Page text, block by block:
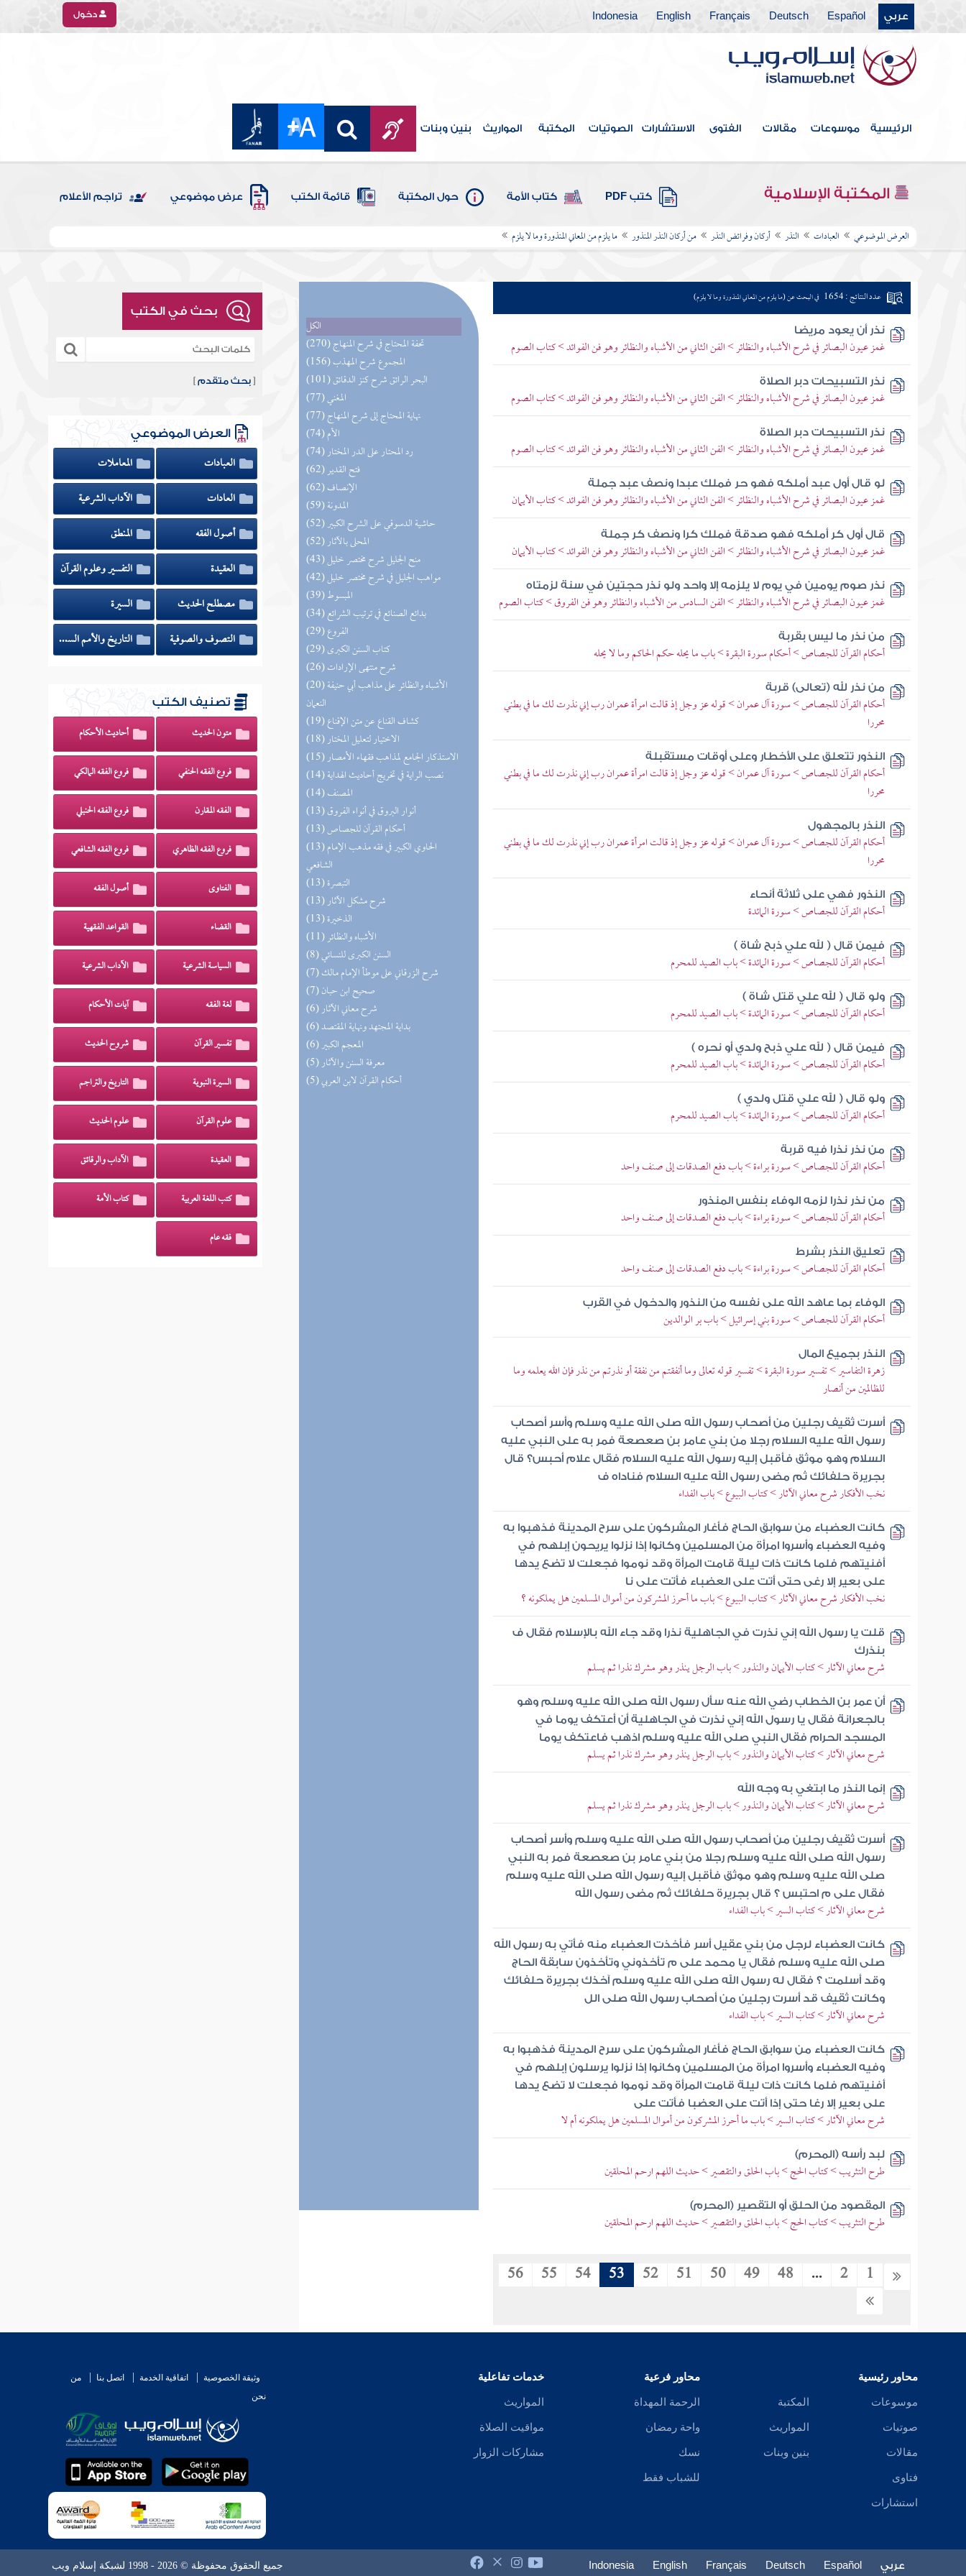
عربي Español
Deutsch
Français
English
Indonesia دخول
الرئيسية موسوعات مقالات الفتوى الاستشارات الصوتيات المكتبة المواريث بنين وبنات
المكتبة الإسلامية كتب PDF كتاب الأمة حول المكتبة قائمة الكتب عرض موضوعي تراجم الأعلام
العرض الموضوعي العبادات النذر أركان وفرائض النذر من أركان النذر المنذور ما يلزم من المعاني المنذورة وما لا يلزم
الكل
(270) تحفة المحتاج في شرح المنهاج
(156) المجموع شرح المهذب
(101) البحر الرائق شرح كنز الدقائق
(77) المغني
(77) نهاية المحتاج إلى شرح المنهاج
(74) الأم
(74) رد المحتار على الدر المختار
(62) فتح القدير
(62) الإنصاف
(59) المدونة
(52) حاشية الدسوقي على الشرح الكبير
(52) المحلى بالآثار
(43) منح الجليل شرح مختصر خليل
(42) مواهب الجليل في شرح مختصر خليل
(39) المبسوط
(34) بدائع الصنائع في ترتيب الشرائع
(29) الفروع
(29) كتاب السنن الكبرى
(26) شرح منتهى الإرادات
(20) الأشباه والنظائر على مذاهب أبي حنيفة
النعمان
(19) كشاف القناع عن متن الإقناع
(18) الاختيار لتعليل المختار
(15) الاستذكار الجامع لمذاهب فقهاء الأمصار
(14) نصب الراية في تخريج أحاديث الهداية
(14) المصنف
(13) أنوار البروق في أنواء الفروق
(13) أحكام القرآن للجصاص
(13) الحاوي الكبير في فقه مذهب الإمام
الشافعي
(13) التبصرة
(13) شرح مشكل الآثار
(13) الذخيرة
(11) الأشباه والنظائر
(8) السنن الكبرى للنسائي
(7) شرح الزرقاني على موطأ الإمام مالك
(7) صحيح ابن حبان
(6) شرح معاني الآثار
(6) بداية المجتهد ونهاية المقتصد
(6) المعجم الكبير
(5) معرفة السنن والآثار
(5) أحكام القرآن لابن العربي
عدد النتائج : 1654 في البحث عن (ما يلزم من المعاني المنذورة وما لا يلزم)
نذر أن يعود مريضا
غمز عيون البصائر في شرح الأشباه والنظائر > الفن الثاني من الأشباه والنظائر وهو فن الفوائد > كتاب الصوم
نذر التسبيحات دبر الصلاة
غمز عيون البصائر في شرح الأشباه والنظائر > الفن الثاني من الأشباه والنظائر وهو فن الفوائد > كتاب الصوم
نذر التسبيحات دبر الصلاة
غمز عيون البصائر في شرح الأشباه والنظائر > الفن الثاني من الأشباه والنظائر وهو فن الفوائد > كتاب الصوم
لو قال أول عبد أملكه فهو حر فملك عبدا ونصف عبد جملة
غمز عيون البصائر في شرح الأشباه والنظائر > الفن الثاني من الأشباه والنظائر وهو فن الفوائد > كتاب الأيمان
قال أول كر أملكه فهو صدقة فملك كرا ونصف كر جملة
غمز عيون البصائر في شرح الأشباه والنظائر > الفن الثاني من الأشباه والنظائر وهو فن الفوائد > كتاب الأيمان
نذر صوم يومين في يوم لا يلزمه إلا واحد ولو نذر حجتين في سنة لزمتاه
غمز عيون البصائر في شرح الأشباه والنظائر > الفن السادس من الأشباه والنظائر وهو فن الفروق > كتاب الصوم
من نذر ما ليس بقربة
أحكام القرآن للجصاص > أحكام سورة البقرة > باب ما يحله حكم الحاكم وما لا يحله
من نذر لله (تعالى) قربة
أحكام القرآن للجصاص > سورة آل عمران > قوله عز وجل إذ قالت امرأة عمران رب إني نذرت لك ما في بطني
محررا
النذور تتعلق على الأخطار وعلى أوقات مستقبلة
أحكام القرآن للجصاص > سورة آل عمران > قوله عز وجل إذ قالت امرأة عمران رب إني نذرت لك ما في بطني
محررا
النذر بالمجهول
أحكام القرآن للجصاص > سورة آل عمران > قوله عز وجل إذ قالت امرأة عمران رب إني نذرت لك ما في بطني
محررا
النذور فهي على ثلاثة أنحاء
أحكام القرآن للجصاص > سورة المائدة
فيمن قال ( لله علي ذبح شاة )
أحكام القرآن للجصاص > سورة المائدة > باب الصيد للمحرم
ولو قال ( لله علي قتل شاة )
أحكام القرآن للجصاص > سورة المائدة > باب الصيد للمحرم
فيمن قال ( لله علي ذبح ولدي أو نحره )
أحكام القرآن للجصاص > سورة المائدة > باب الصيد للمحرم
ولو قال ( لله علي قتل ولدي )
أحكام القرآن للجصاص > سورة المائدة > باب الصيد للمحرم
من نذر نذرا فيه قربة
أحكام القرآن للجصاص > سورة براءة > باب دفع الصدقات إلى صنف واحد
من نذر نذرا لزمه الوفاء بنفس المنذور
أحكام القرآن للجصاص > سورة براءة > باب دفع الصدقات إلى صنف واحد
تعليق النذر بشرط
أحكام القرآن للجصاص > سورة براءة > باب دفع الصدقات إلى صنف واحد
الوفاء بما عاهد الله على نفسه من النذور والدخول في القرب
أحكام القرآن للجصاص > سورة بني إسرائيل > باب بر الوالدين
النذر بجميع المال
زهرة التفاسير > تفسير سورة البقرة > تفسير قوله تعالى وما أنفقتم من نفقة أو نذرتم من نذر فإن الله يعلمه وما
للظالمين من أنصار
أسرت ثقيف رجلين من أصحاب رسول الله صلى الله عليه وسلم وأسر أصحاب
رسول الله عليه السلام رجلا من بني عامر بن صعصعة فمر به على النبي عليه
السلام وهو موثق فأقبل إليه رسول الله عليه السلام فقال علام أحبس؟ قال
بجريرة حلفائك ثم مضى رسول الله عليه السلام فناداه ف
نخب الأفكار شرح معاني الآثار > كتاب البيوع > باب الفداء
كانت العضباء من سوابق الحاج فأغار المشركون على سرح المدينة فذهبوا به
وفيه العضباء وأسروا امرأة من المسلمين وكانوا إذا نزلوا يريحون إبلهم في
أفنيتهم فلما كانت ذات ليلة قامت المرأة وقد نوموا فجعلت لا تضع يدها
على بعير إلا رغى حتى أتت على العضباء فأتت على نا
نخب الأفكار شرح معاني الآثار > كتاب البيوع > باب ما أحرز المشركون من أموال المسلمين هل يملكونه ؟
قلت يا رسول الله إني نذرت في الجاهلية نذرا وقد جاء الله بالإسلام فقال ف
بنذرك
شرح معاني الآثار > كتاب الأيمان والنذور > باب الرجل ينذر وهو مشرك نذرا ثم يسلم
أن عمر بن الخطاب رضي الله عنه سأل رسول الله صلى الله عليه وسلم وهو
بالجعرانة فقال يا رسول الله إني نذرت في الجاهلية أن أعتكف يوما في
المسجد الحرام فقال النبي صلى الله عليه وسلم اذهب فاعتكف يوما
شرح معاني الآثار > كتاب الأيمان والنذور > باب الرجل ينذر وهو مشرك نذرا ثم يسلم
إنما النذر ما ابتغي به وجه الله
شرح معاني الآثار > كتاب الأيمان والنذور > باب الرجل ينذر وهو مشرك نذرا ثم يسلم
أسرت ثقيف رجلين من أصحاب رسول الله صلى الله عليه وسلم وأسر أصحاب
رسول الله صلى الله عليه وسلم رجلا من بني عامر بن صعصعة فمر به النبي
صلى الله عليه وسلم وهو موثق فأقبل إليه رسول الله صلى الله عليه وسلم
فقال على م احتبس ؟ قال بجريرة حلفائك ثم مضى رسول الله
شرح معاني الآثار > كتاب السير > باب الفداء
كانت العضباء لرجل من بني عقيل أسر فأخذت العضباء منه فأتي به رسول الله
صلى الله عليه وسلم فقال يا محمد على م تأخذوني وتأخذون سابقة الحاج
وقد أسلمت ؟ فقال له رسول الله صلى الله عليه وسلم آخذك بجريرة حلفائك
وكانت ثقيف قد أسرت رجلين من أصحاب رسول الله صلى الل
شرح معاني الآثار > كتاب السير > باب الفداء
كانت العضباء من سوابق الحاج فأغار المشركون على سرح المدينة فذهبوا به
وفيه العضباء وأسروا امرأة من المسلمين وكانوا إذا نزلوا يرسلون إبلهم في
أفنيتهم فلما كانت ذات ليلة قامت المرأة وقد نوموا فجعلت لا تضع يدها
على بعير إلا رغا حتى إذا أتت على العضبا فأتت على
شرح معاني الآثار > كتاب السير > باب ما أحرز المشركون من أموال المسلمين هل يملكونه أم لا
لبد رأسه (المحرم)
طرح التثريب > كتاب الحج > باب الحلق والتقصير > حديث اللهم ارحم المحلقين
المقصود من الحلق أو التقصير (المحرم)
طرح التثريب > كتاب الحج > باب الحلق والتقصير > حديث اللهم ارحم المحلقين
1
2
...
48
49
50
51
52
53
54
55
56
بحث في الكتب
[بحث متقدم ]
العرض الموضوعي
العبادات
المعاملات
العادات
الآداب الشرعية
أصول الفقه
المنطق
العقيدة
التفسير وعلوم القرآن
مصطلح الحديث
السيرة
التصوف والصوفية
التاريخ والأمم السابقة
تصنيف الكتب
متون الحديث أحاديث الأحكام
فروع الفقه الحنفي فروع الفقه المالكي
الفقه المقارن فروع الفقه الحنبلي
فروع الفقه الظاهري فروع الفقه الشافعي
الفتاوى أصول الفقه
القضاء القواعد الفقهية
السياسة الشرعية الآداب الشرعية
لغة الفقه آيات الأحكام
تفسير القرآن شروح الحديث
السيرة النبوية التاريخ والتراجم
علوم القرآن علوم الحديث
العقيدة الآداب والرقائق
كتب اللغة العربية كتاب الأمة
فقه عام
محاور رئيسية
موسوعات
صوتيات
مقالات
فتاوى
استشارات
المكتبة
المواريث
بنين وبنات
محاور فرعية
الرحمة المهداة
واحة رمضان
نسك
للشباب فقط
خدمات تفاعلية
المواريث
مواقيت الصلاة
مشاركات الزوار
وثيقة الخصوصية اتفاقية الخدمة اتصل بنا
من
نحن
عربي Español
Deutsch
Français
English
Indonesia جميع الحقوق محفوظة © 2026 - 1998 لشبكة إسلام ويب